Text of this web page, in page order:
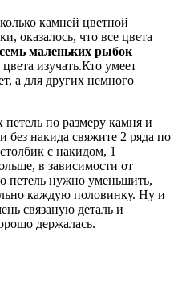
камней цветной
оказалось, что все цвета
семь маленьких рыбок
изучать.Кто умеет
а для других немного
по размеру камня и
без накида свяжите 2 ряда по
с накидом, 1
в зависимости от
петель нужно уменьшить,
каждую половинку. Ну и
связаную деталь и
держалась.